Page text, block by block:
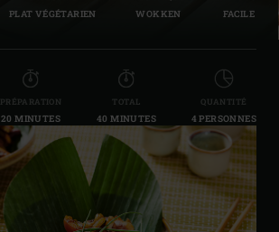
PLAT VÉGÉTARIEN WOKKEN FACILE
PRÉPARATION
20 MINUTES
TOTAL
40 MINUTES
QUANTITÉ
4 PERSONNES